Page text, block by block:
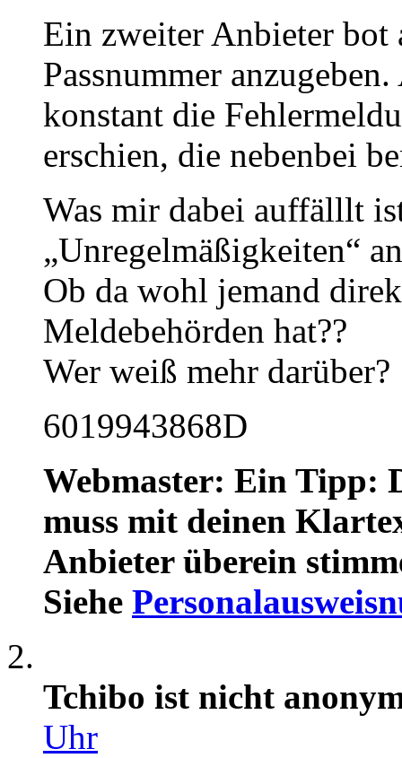
Ein zweiter Anbieter
Passnummer
konstant die
erschien, die nebenbei
Was mir dabei auffälllt
„Unregelmäßigkeiten“
Ob da wohl jemand
Meldebehörden hat??
Wer weiß mehr darüber?
6019943868D
Webmaster: Ein Tipp:
muss mit deinen
Anbieter überein
Siehe
Tchibo ist nicht
Uhr